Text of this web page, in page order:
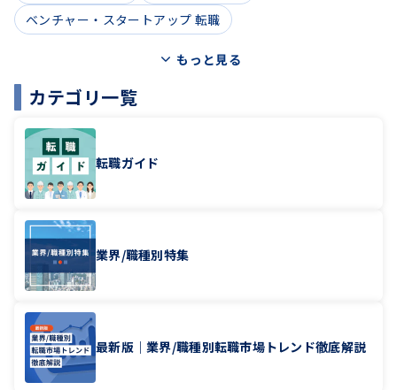
ベンチャー・スタートアップ 転職
もっと見る
カテゴリ一覧
転職ガイド
業界/職種別特集
最新版｜業界/職種別転職市場トレンド徹底解説